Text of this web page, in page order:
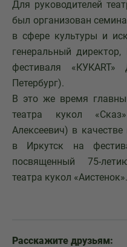
Для руководителей
был организован
в сфере культуры и
генеральный
фестиваля
Петербург).
В это же время
театра кукол
Алексеевич) в качестве
в Иркутск на
посвященный 75-
театра кукол «Аистенок».
Расскажите друзьям: